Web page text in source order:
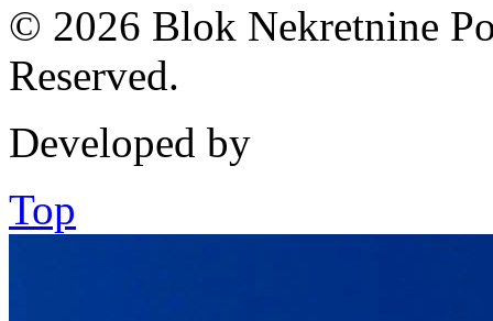
© 2026 Blok Nekretnine
Reserved.
Developed by
Top